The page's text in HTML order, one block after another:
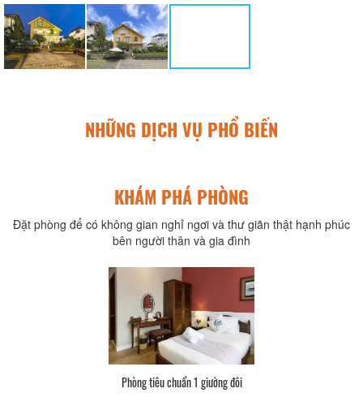
NHỮNG DỊCH VỤ PHỔ BIẾN
KHÁM PHÁ PHÒNG
Đặt phòng để có không gian nghỉ ngơi và thư giãn thật hạnh phúc
bên người thân và gia đình
Phòng tiêu chuẩn 1 giường đôi